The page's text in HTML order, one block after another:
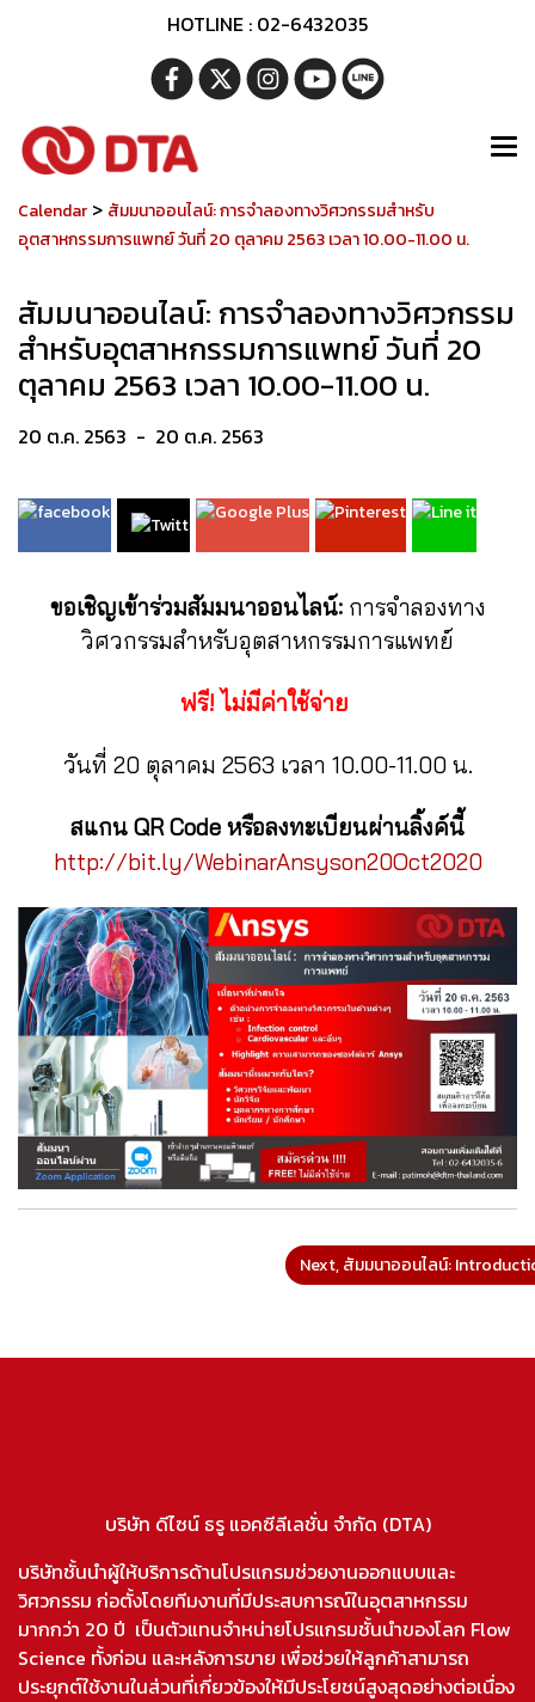
HOTLINE : 02-6432035
Calendar > สัมมนาออนไลน์: การจำลองทางวิศวกรรมสำหรับ
อุตสาหกรรมการแพทย์ วันที่ 20 ตุลาคม 2563 เวลา 10.00-11.00 น.
สัมมนาออนไลน์: การจำลองทางวิศวกรรม
สำหรับอุตสาหกรรมการแพทย์ วันที่ 20
ตุลาคม 2563 เวลา 10.00-11.00 น.
20 ต.ค. 2563 - 20 ต.ค. 2563
ขอเชิญเข้าร่วมสัมมนาออนไลน์:การจำลองทาง
วิศวกรรมสำหรับอุตสาหกรรมการแพทย์
ฟรี! ไม่มีค่าใช้จ่าย
วันที่ 20 ตุลาคม 2563 เวลา 10.00-11.00 น.
สแกน QR Code หรือลงทะเบียนผ่านลิ้งค์นี้
http://bit.ly/WebinarAnsyson20Oct2020
Next, สัมมนาออนไลน์:
บริษัท ดีไซน์ ธรู แอคซีลีเลชั่น จำกัด (DTA)
บริษัทชั้นนำผู้ให้บริการด้านโปรแกรมช่วยงานออกแบบและ
วิศวกรรม ก่อตั้งโดยทีมงานที่มีประสบการณ์ในอุตสาหกรรม
มากกว่า 20 ปี เป็นตัวแทนจำหน่ายโปรแกรมชั้นนำของโลก Flow
Science ทั้งก่อน และหลังการขาย เพื่อช่วยให้ลูกค้าสามารถ
ประยุกต์ใช้งานในส่วนที่เกี่ยวข้องให้มีประโยชน์สูงสุดอย่างต่อเนื่อง